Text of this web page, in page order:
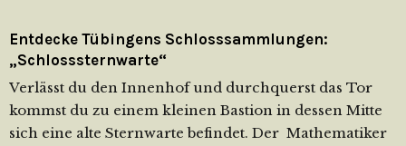
Entdecke Tübingens Schlosssammlungen:
„Schlosssternwarte“
Verlässt du den Innenhof und durchquerst das Tor
kommst du zu einem kleinen Bastion in dessen Mitte
sich eine alte Sternwarte befindet. Der Mathematiker